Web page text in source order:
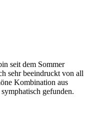
seit dem Sommer
sehr beeindruckt von all
Kombination aus
gefunden.